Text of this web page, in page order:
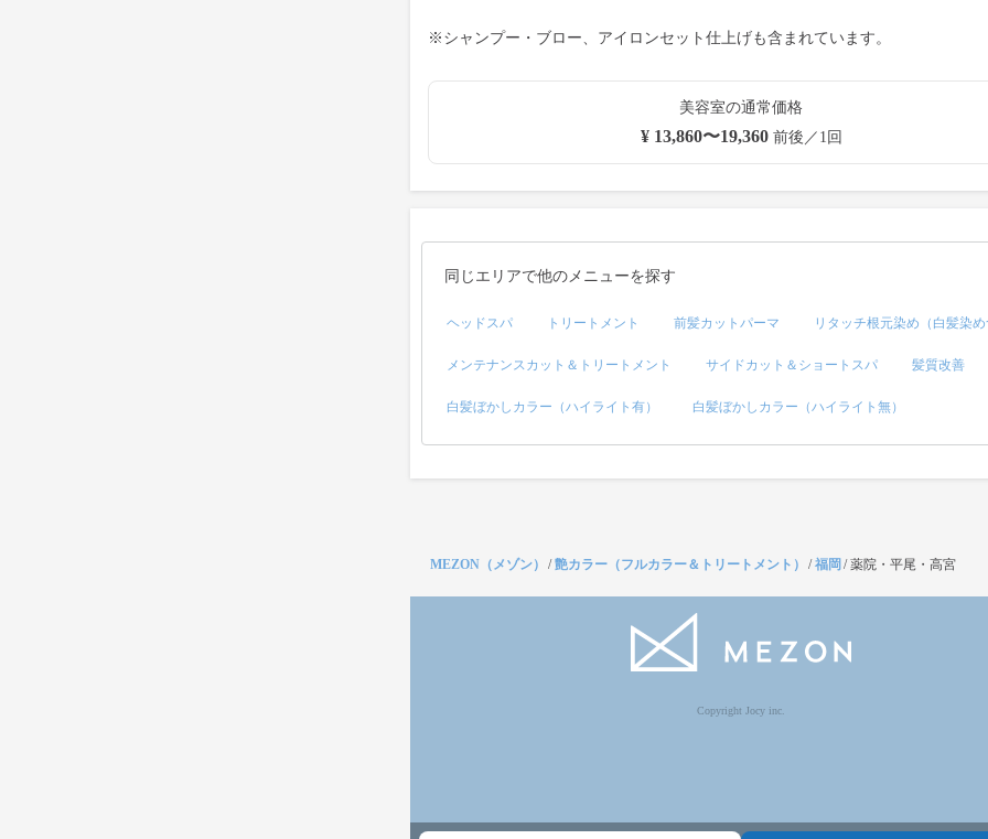
※シャンプー・ブロー、アイロンセット仕上げも含まれています。
美容室の通常価格
¥ 13,860〜19,360前後／1回
同じエリアで他のメニューを探す
ヘッドスパ トリートメント 前髪カットパーマ リタッチ根元染め（白髪染
メンテナンスカット＆トリートメント サイドカット＆ショートスパ 髪質改善
白髪ぼかしカラー（ハイライト有） 白髪ぼかしカラー（ハイライト無）
MEZON（メゾン） /艶カラー（フルカラー＆トリートメント） /福岡 /薬院・平尾・高宮
Copyright Jocy inc.